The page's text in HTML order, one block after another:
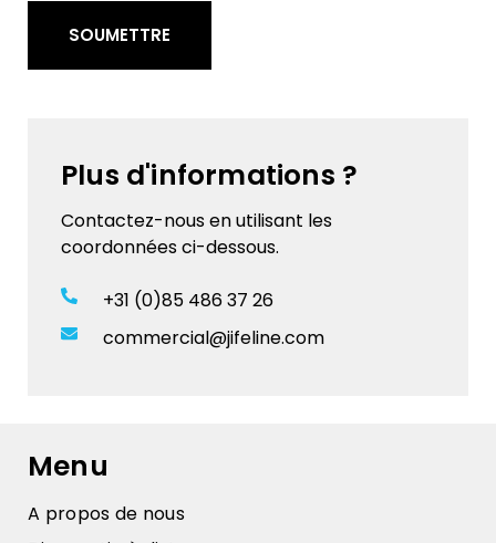
SOUMETTRE
Plus d'informations ?
Contactez-nous en utilisant les
coordonnées ci-dessous.
+31 (0)85 486 37 26
commercial@jifeline.com
Menu
A propos de nous